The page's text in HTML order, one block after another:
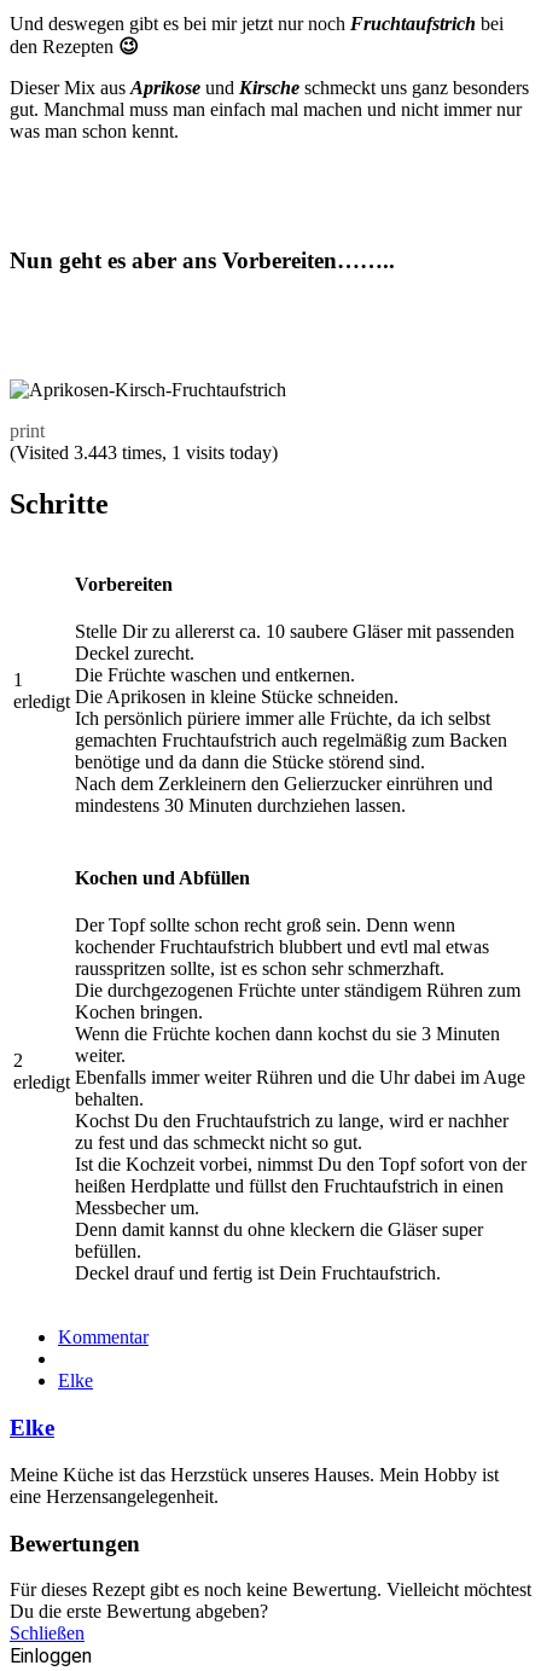
Und deswegen gibt es bei mir jetzt nur noch Fruchtaufstrich bei
den Rezepten 😉
Dieser Mix aus Aprikose und Kirsche schmeckt uns ganz besonders
gut. Manchmal muss man einfach mal machen und nicht immer nur
was man schon kennt.
Nun geht es aber ans Vorbereiten……..
print
(Visited 3.443 times, 1 visits today)
Schritte
1
erledigt
Vorbereiten
Stelle Dir zu allererst ca. 10 saubere Gläser mit passenden
Deckel zurecht.
Die Früchte waschen und entkernen.
Die Aprikosen in kleine Stücke schneiden.
Ich persönlich püriere immer alle Früchte, da ich selbst
gemachten Fruchtaufstrich auch regelmäßig zum Backen
benötige und da dann die Stücke störend sind.
Nach dem Zerkleinern den Gelierzucker einrühren und
mindestens 30 Minuten durchziehen lassen.
2
erledigt
Kochen und Abfüllen
Der Topf sollte schon recht groß sein. Denn wenn
kochender Fruchtaufstrich blubbert und evtl mal etwas
rausspritzen sollte, ist es schon sehr schmerzhaft.
Die durchgezogenen Früchte unter ständigem Rühren zum
Kochen bringen.
Wenn die Früchte kochen dann kochst du sie 3 Minuten
weiter.
Ebenfalls immer weiter Rühren und die Uhr dabei im Auge
behalten.
Kochst Du den Fruchtaufstrich zu lange, wird er nachher
zu fest und das schmeckt nicht so gut.
Ist die Kochzeit vorbei, nimmst Du den Topf sofort von der
heißen Herdplatte und füllst den Fruchtaufstrich in einen
Messbecher um.
Denn damit kannst du ohne kleckern die Gläser super
befüllen.
Deckel drauf und fertig ist Dein Fruchtaufstrich.
Kommentar
Elke
Elke
Meine Küche ist das Herzstück unseres Hauses. Mein Hobby ist
eine Herzensangelegenheit.
Bewertungen
Für dieses Rezept gibt es noch keine Bewertung. Vielleicht möchtest
Du die erste Bewertung abgeben?
Schließen
Einloggen